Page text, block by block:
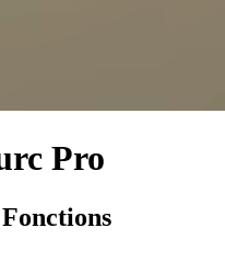
Pro
Fonctions